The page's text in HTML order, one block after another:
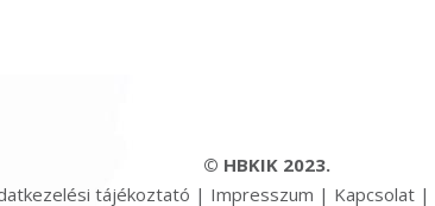
© HBKIK 2023.
tájékoztató | Impresszum | Kapcsolat|